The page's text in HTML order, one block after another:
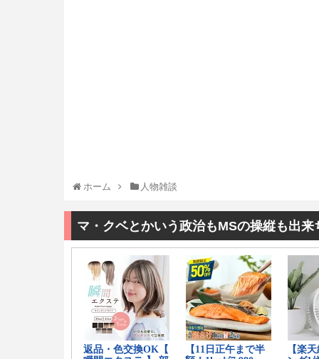
ホーム 人物雑談
マ・クベとかいう政治もMSの操縦も出